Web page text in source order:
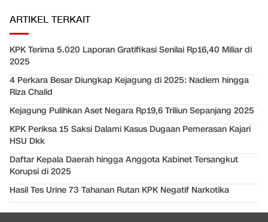
ARTIKEL TERKAIT
KPK Terima 5.020 Laporan Gratifikasi Senilai Rp16,40 Miliar di
2025
4 Perkara Besar Diungkap Kejagung di 2025: Nadiem hingga
Riza Chalid
Kejagung Pulihkan Aset Negara Rp19,6 Triliun Sepanjang 2025
KPK Periksa 15 Saksi Dalami Kasus Dugaan Pemerasan Kajari
HSU Dkk
Daftar Kepala Daerah hingga Anggota Kabinet Tersangkut
Korupsi di 2025
Hasil Tes Urine 73 Tahanan Rutan KPK Negatif Narkotika